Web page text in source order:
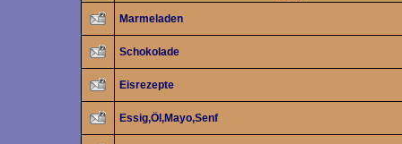
Marmeladen
Schokolade
Eisrezepte
Essig,Öl,Mayo,Senf